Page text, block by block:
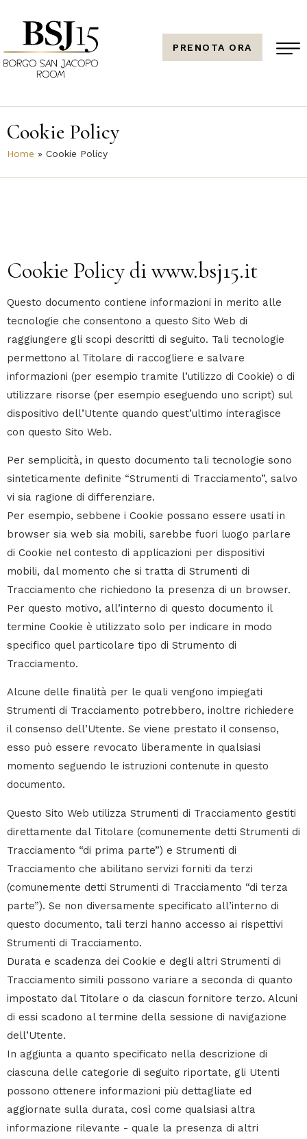
PRENOTA ORA
Cookie Policy
Home » Cookie Policy
Cookie Policy di www.bsj15.it
Questo documento contiene informazioni in merito alle
tecnologie che consentono a questo Sito Web di
raggiungere gli scopi descritti di seguito. Tali tecnologie
permettono al Titolare di raccogliere e salvare
informazioni (per esempio tramite l’utilizzo di Cookie) o di
utilizzare risorse (per esempio eseguendo uno script) sul
dispositivo dell’Utente quando quest’ultimo interagisce
con questo Sito Web.
Per semplicità, in questo documento tali tecnologie sono
sinteticamente definite “Strumenti di Tracciamento”, salvo
vi sia ragione di differenziare.
Per esempio, sebbene i Cookie possano essere usati in
browser sia web sia mobili, sarebbe fuori luogo parlare
di Cookie nel contesto di applicazioni per dispositivi
mobili, dal momento che si tratta di Strumenti di
Tracciamento che richiedono la presenza di un browser.
Per questo motivo, all’interno di questo documento il
termine Cookie è utilizzato solo per indicare in modo
specifico quel particolare tipo di Strumento di
Tracciamento.
Alcune delle finalità per le quali vengono impiegati
Strumenti di Tracciamento potrebbero, inoltre richiedere
il consenso dell’Utente. Se viene prestato il consenso,
esso può essere revocato liberamente in qualsiasi
momento seguendo le istruzioni contenute in questo
documento.
Questo Sito Web utilizza Strumenti di Tracciamento gestiti
direttamente dal Titolare (comunemente detti Strumenti di
Tracciamento “di prima parte”) e Strumenti di
Tracciamento che abilitano servizi forniti da terzi
(comunemente detti Strumenti di Tracciamento “di terza
parte”). Se non diversamente specificato all’interno di
questo documento, tali terzi hanno accesso ai rispettivi
Strumenti di Tracciamento.
Durata e scadenza dei Cookie e degli altri Strumenti di
Tracciamento simili possono variare a seconda di quanto
impostato dal Titolare o da ciascun fornitore terzo. Alcuni
di essi scadono al termine della sessione di navigazione
dell’Utente.
In aggiunta a quanto specificato nella descrizione di
ciascuna delle categorie di seguito riportate, gli Utenti
possono ottenere informazioni più dettagliate ed
aggiornate sulla durata, così come qualsiasi altra
informazione rilevante - quale la presenza di altri